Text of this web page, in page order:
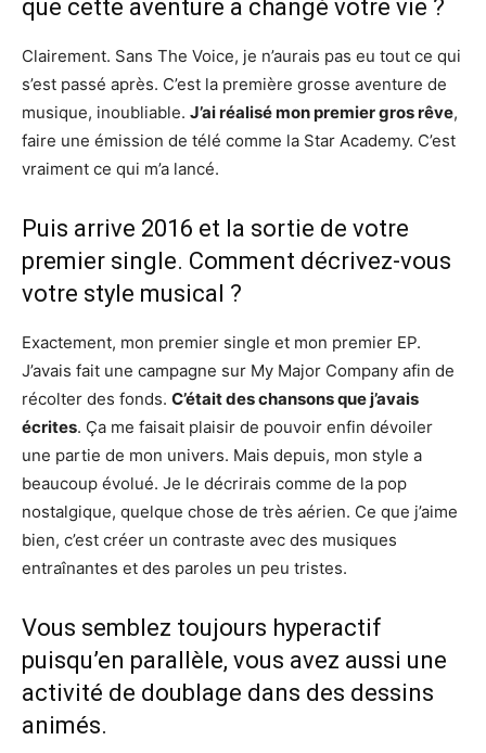
que cette aventure a changé votre vie ?
Clairement. Sans The Voice, je n’aurais pas eu tout ce qui
s’est passé après. C’est la première grosse aventure de
musique, inoubliable. J’ai réalisé mon premier gros rêve,
faire une émission de télé comme la Star Academy. C’est
vraiment ce qui m’a lancé.
Puis arrive 2016 et la sortie de votre
premier single. Comment décrivez-vous
votre style musical ?
Exactement, mon premier single et mon premier EP.
J’avais fait une campagne sur My Major Company afin de
récolter des fonds. C’était des chansons que j’avais
écrites. Ça me faisait plaisir de pouvoir enfin dévoiler
une partie de mon univers. Mais depuis, mon style a
beaucoup évolué. Je le décrirais comme de la pop
nostalgique, quelque chose de très aérien. Ce que j’aime
bien, c’est créer un contraste avec des musiques
entraînantes et des paroles un peu tristes.
Vous semblez toujours hyperactif
puisqu’en parallèle, vous avez aussi une
activité de doublage dans des dessins
animés.